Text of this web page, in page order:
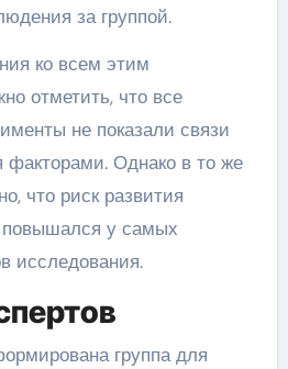
за группой.
ко всем этим
отметить, что все
не показали связи
Однако в то же
что риск развития
у самых
исследования.
группа для